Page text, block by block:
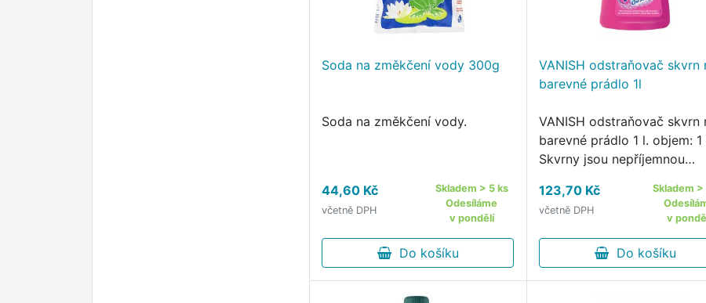
Soda na změkčení vody 300g
Soda na změkčení vody.
44,60 Kč
včetně DPH
Skladem > 5 ks
Odesíláme
v pondělí
Do košíku
VANISH odstraňovač skvrn
barevné prádlo 1l
VANISH odstraňovač skvrn
barevné prádlo 1 l. objem: 1
Skvrny jsou nepříjemnou
znehodnotit vaše oblíbené
oblečení.
123,70 Kč
včetně DPH
Skladem >
v
Do košíku